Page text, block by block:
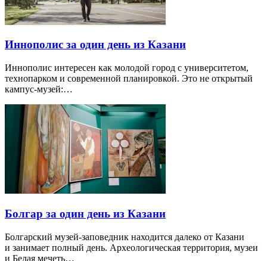
Иннополис за один день из Казани
Иннополис интересен как молодой город с университетом,
технопарком и современной планировкой. Это не открытый
кампус-музей:…
Болгар за один день из Казани
Болгарский музей-заповедник находится далеко от Казани
и занимает полный день. Археологическая территория, музеи
и Белая мечеть…